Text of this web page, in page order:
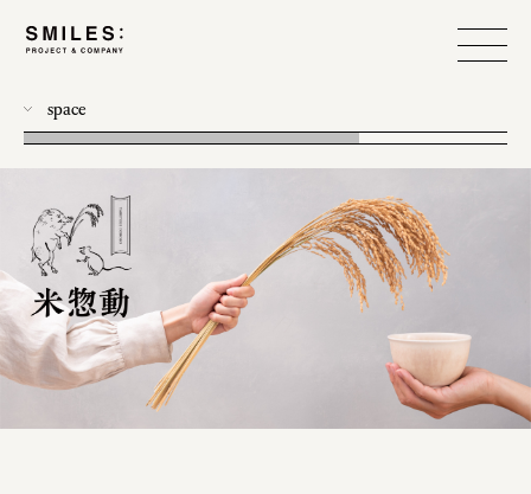
space
all
photo
workshop
food design
event
branding
produce